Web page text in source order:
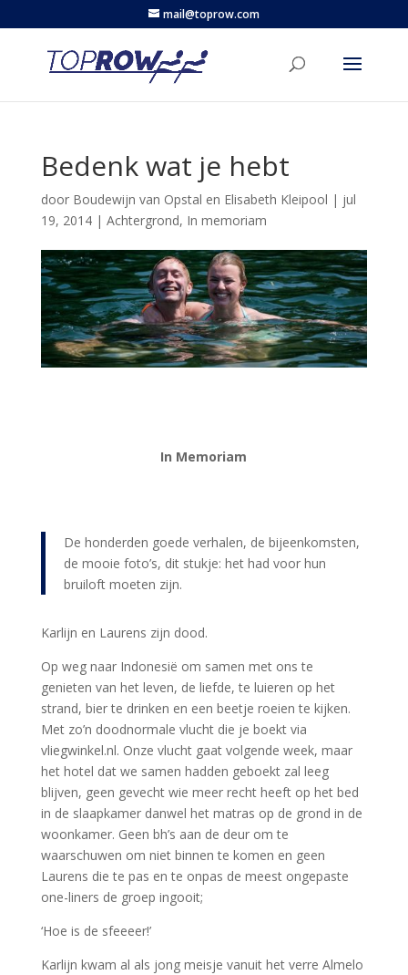
mail@toprow.com
Bedenk wat je hebt
door Boudewijn van Opstal en Elisabeth Kleipool | jul
19, 2014| Achtergrond, In memoriam
In Memoriam
De honderden goede verhalen, de bijeenkomsten,
de mooie foto’s, dit stukje: het had voor hun
bruiloft moeten zijn.
Karlijn en Laurens zijn dood.
Op weg naar Indonesië om samen met ons te
genieten van het leven, de liefde, te luieren op het
strand, bier te drinken en een beetje roeien te kijken.
Met zo’n doodnormale vlucht die je boekt via
vliegwinkel.nl. Onze vlucht gaat volgende week, maar
het hotel dat we samen hadden geboekt zal leeg
blijven, geen gevecht wie meer recht heeft op het bed
in de slaapkamer danwel het matras op de grond in de
woonkamer. Geen bh’s aan de deur om te
waarschuwen om niet binnen te komen en geen
Laurens die te pas en te onpas de meest ongepaste
one-liners de groep ingooit;
‘Hoe is de sfeeeer!’
Karlijn kwam al als jong meisje vanuit het verre Almelo